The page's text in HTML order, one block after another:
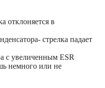
отклоняется в
стрелка падает
с увеличенным ESR
немного или не